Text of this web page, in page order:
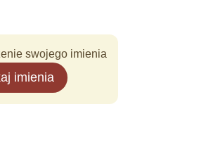
swojego imienia
imienia